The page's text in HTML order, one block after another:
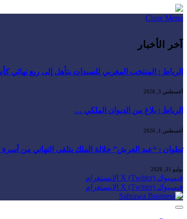
Close Menu
آخر الأخبار
الرباط : المنتخب المغربي للسيدات يتأهل إلى ربع
أغسطس 3, 2026
الرباط : بلاغ من الديوان الملكي …
أغسطس 1, 2026
تطوان : “عيد العرش” جلالة الملك يتلقى التهاني من
يوليو 31, 2026
فيسبوك X (Twitter) الانستغرام
فيسبوك X (Twitter) الانستغرام